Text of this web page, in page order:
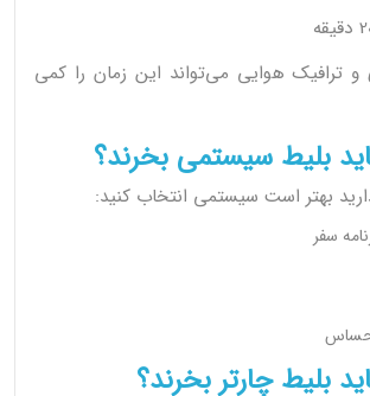
و ترافیک هوایی می‌تواند این زمان را کمی
بلیط سیستمی بخرند؟
بهتر است سیستمی انتخاب کنید:
سفر
حساس
بلیط چارتر بخرند؟